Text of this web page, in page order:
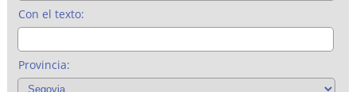
Con el texto:
Provincia: